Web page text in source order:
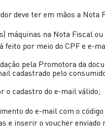
deve ter em mãos a Nota
máquinas na Nota Fiscal
feito por meio do CPF e e-
pela Promotora da
cadastrado pelo
o cadastro do e-mail válido;
do e-mail com o
e inserir o voucher